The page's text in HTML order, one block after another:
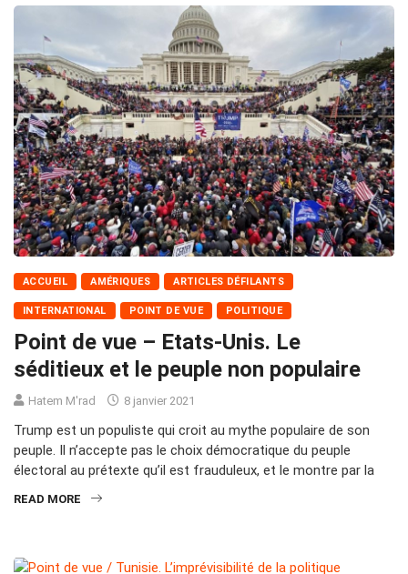
ACCUEIL AMÉRIQUES ARTICLES DÉFILANTS
INTERNATIONAL POINT DE VUE POLITIQUE
Point de vue – Etats-Unis. Le
séditieux et le peuple non populaire
Hatem M'rad 8 janvier 2021
Trump est un populiste qui croit au mythe populaire de son
peuple. Il n’accepte pas le choix démocratique du peuple
électoral au prétexte qu’il est frauduleux, et le montre par la
READ MORE